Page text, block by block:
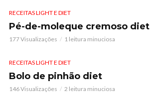
RECEITAS LIGHT E DIET
Pé-de-moleque cremoso diet
177 Visualizações 1 leitura minuciosa
RECEITAS LIGHT E DIET
Bolo de pinhão diet
146 Visualizações 2 leitura minuciosa